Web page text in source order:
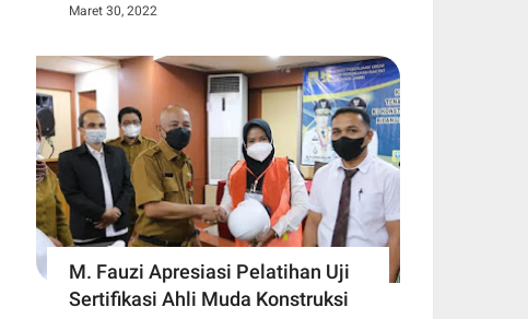
Maret 30, 2022
M. Fauzi Apresiasi Pelatihan Uji
Sertifikasi Ahli Muda Konstruksi